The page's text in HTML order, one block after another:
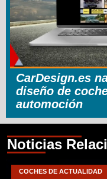
CarDesign.es
diseño de
automoción
Noticias
COCHES DE ACTUALIDAD